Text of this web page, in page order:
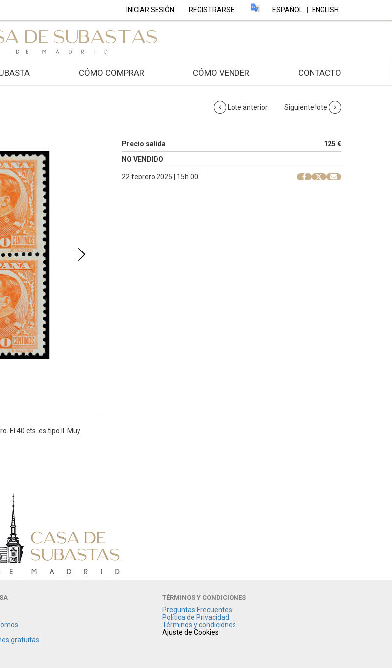
INICIAR SESIÓN REGISTRARSE ESPAÑOL ENGLISH
CÓMO COMPRAR CÓMO VENDER CONTACTO
Lote anterior Siguiente lote
Precio salida
125 €
NO VENDIDO
22 febrero 2025 | 15h 00
El 40 cts. es tipo II. Muy
gratuitas
TÉRMINOS Y CONDICIONES
Preguntas Frecuentes
Política de Privacidad
Términos y condiciones
Ajuste de Cookies